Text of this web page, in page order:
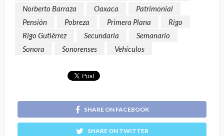
Norberto Barraza
Oaxaca
Patrimonial
Pensión
Pobreza Primera Plana
Rigo
Rigo Gutiérrez
Secundaria
Semanario
Sonora
Sonorenses Vehículos
SHARE ON FACEBOOK
SHARE ON TWITTER